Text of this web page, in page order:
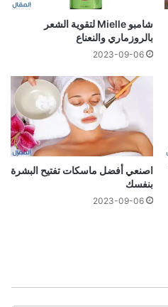
شامبو Mielle لتقوية الشعر
بالروزماري والنعناع
2023-09-06
اصنعي أفضل ماسكات تفتيح البشرة
بنفسك
2023-09-06